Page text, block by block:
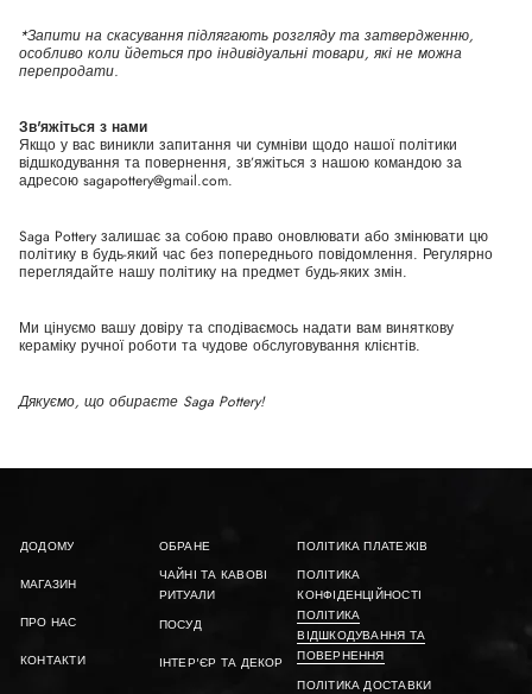
*Запити на скасування підлягають розгляду та затвердженню,
особливо коли йдеться про індивідуальні товари, які не можна
перепродати.
Зв'яжіться з нами
Якщо у вас виникли запитання чи сумніви щодо нашої політики
відшкодування та повернення, зв’яжіться з нашою командою за
адресою sagapottery@gmail.com.
Saga Pottery залишає за собою право оновлювати або змінювати цю
політику в будь-який час без попереднього повідомлення. Регулярно
переглядайте нашу політику на предмет будь-яких змін.
Ми цінуємо вашу довіру та сподіваємось надати вам виняткову
кераміку ручної роботи та чудове обслуговування клієнтів.
Дякуємо, що обираєте Saga Pottery!
ДОДОМУ
МАГАЗИН
ПРО НАС
КОНТАКТИ
ОБРАНЕ
ЧАЙНІ ТА КАВОВІ
РИТУАЛИ
ПОСУД
ІНТЕР'ЄР ТА ДЕКОР
ПОЛІТИКА ПЛАТЕЖІВ
ПОЛІТИКА
КОНФІДЕНЦІЙНОСТІ
ПОЛІТИКА
ВІДШКОДУВАННЯ ТА
ПОВЕРНЕННЯ
ПОЛІТИКА ДОСТАВКИ